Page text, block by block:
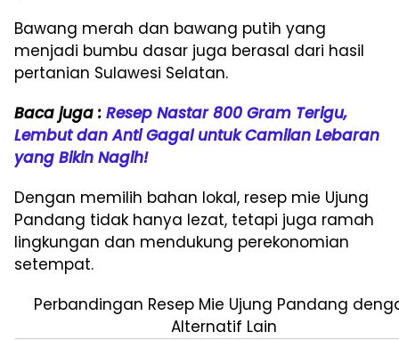
Bawang merah dan bawang putih yang
menjadi bumbu dasar juga berasal dari hasil
pertanian Sulawesi Selatan.
Baca juga : Resep Nastar 800 Gram Terigu,
Lembut dan Anti Gagal untuk Camilan Lebaran
yang Bikin Nagih!
Dengan memilih bahan lokal, resep mie Ujung
Pandang tidak hanya lezat, tetapi juga ramah
lingkungan dan mendukung perekonomian
setempat.
Perbandingan Resep Mie Ujung Pandang
Alternatif Lain